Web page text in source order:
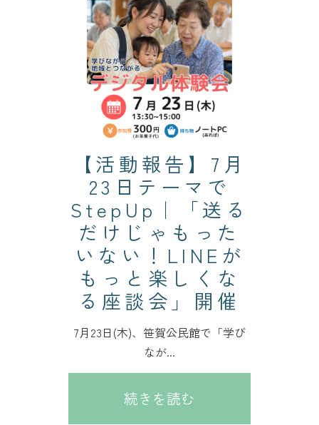
【活動報告】7月
23日テーマで
StepUp｜「送る
だけじゃもった
いない！LINEが
もっと楽しくな
る座談会」開催
7月23日(木)、笹賀公民館で「学び
なが...
続きを読む